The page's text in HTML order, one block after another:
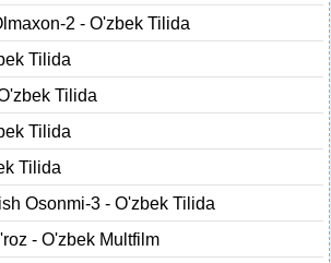
2 - O'zbek Tilida
Tilida
Tilida
Tilida
Tilida
Osonmi-3 - O'zbek Tilida
- O'zbek Multfilm